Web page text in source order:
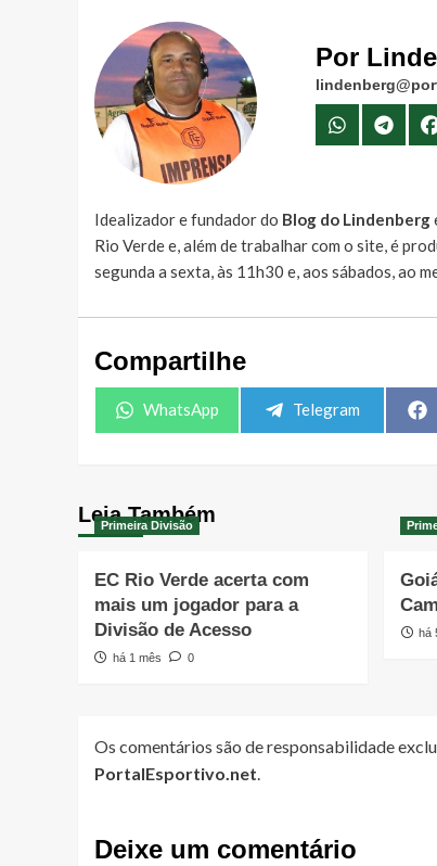
Por
Idealizador e fundador do Blog do Lindenberg
Rio Verde e, além de trabalhar com o site, é
segunda a sexta, às 11h30 e, aos sábados, ao
Compartilhe
Share
WhatsApp
Share
Telegram
Leia Também
Primeira Divisão
EC Rio Verde acerta com
mais um jogador para a
Divisão de Acesso
há 1 mês 0
há
Os comentários são de responsabilidade
PortalEsportivo.net
Deixe um comentário